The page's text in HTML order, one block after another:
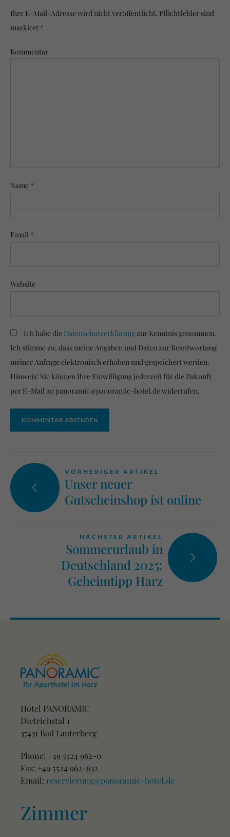
Ihre E-Mail-Adresse wird nicht veröffentlicht. Pflichtfelder sind
markiert *
Kommentar
Name *
Email *
Website
Ich habe die Datenschutzerklärung zur Kenntnis genommen.
Ich stimme zu, dass meine Angaben und Daten zur Beantwortung
meiner Anfrage elektronisch erhoben und gespeichert werden.
Hinweis: Sie können Ihre Einwilligung jederzeit für die Zukunft
per E-Mail an panoramic@panoramic-hotel.de widerrufen.
KOMMENTAR ABSENDEN
VORHERIGER ARTIKEL
Unser neuer
Gutscheinshop ist online
NÄCHSTER ARTIKEL
Sommerurlaub in
Deutschland 2025:
Geheimtipp Harz
Hotel PANORAMIC
Dietrichstal 1
37431 Bad Lauterberg
Phone: +49 5524 962-0
Fax: +49 5524 962-632
Email: reservierung@panoramic-hotel.de
Zimmer